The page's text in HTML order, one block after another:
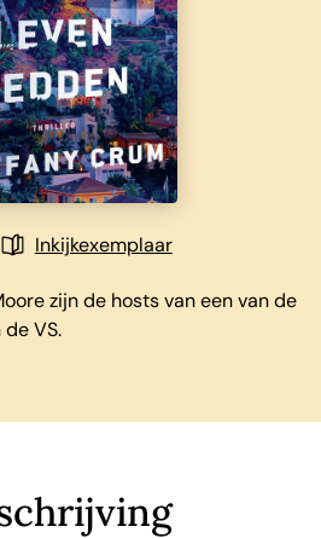
Inkijkexemplaar
zijn de hosts van een van de
VS.